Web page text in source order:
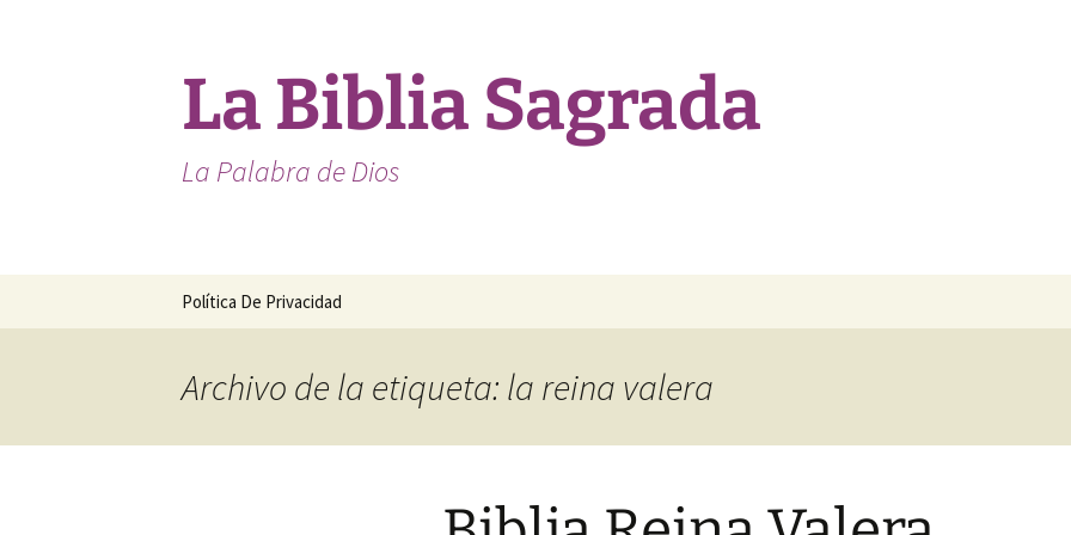
La Biblia Sagrada
La Palabra de Dios
Política De Privacidad
Archivo de la etiqueta: la reina valera